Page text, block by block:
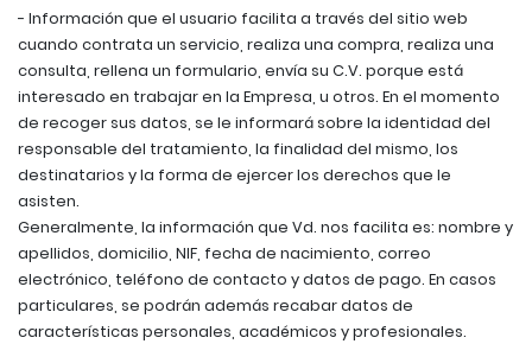
- Información que el usuario facilita a través del sitio web
cuando contrata un servicio, realiza una compra, realiza una
consulta, rellena un formulario, envía su C.V. porque está
interesado en trabajar en la Empresa, u otros. En el momento
de recoger sus datos, se le informará sobre la identidad del
responsable del tratamiento, la finalidad del mismo, los
destinatarios y la forma de ejercer los derechos que le
asisten.
Generalmente, la información que Vd. nos facilita es: nombre y
apellidos, domicilio, NIF, fecha de nacimiento, correo
electrónico, teléfono de contacto y datos de pago. En casos
particulares, se podrán además recabar datos de
características personales, académicos y profesionales.